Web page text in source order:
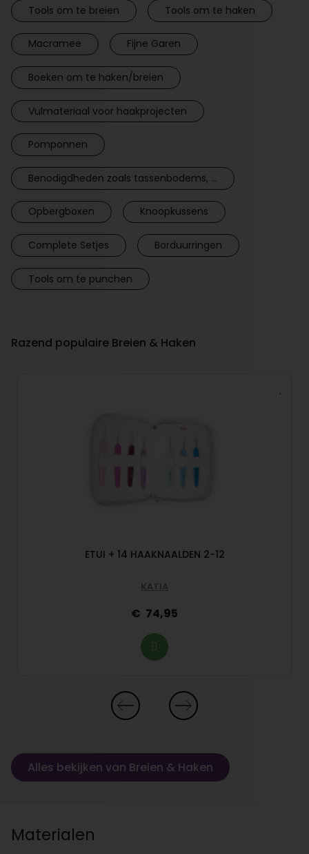
Tools om te breien Tools om te haken
Macramee Fijne Garen
Boeken om te haken/breien
Vulmateriaal voor haakprojecten
Pomponnen
Benodigdheden zoals tassenbodems, ...
Opbergboxen Knoopkussens
Complete Setjes Borduurringen
Tools om te punchen
Razend populaire Breien & Haken
ETUI + 14 HAAKNAALDEN 2-12
KATIA
74,95
Alles bekijken van Breien & Haken
Materialen